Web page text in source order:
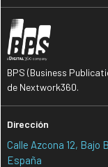
BPS (Business
de Nextwork360.
Dirección
Calle Azcona 12, Bajo
España